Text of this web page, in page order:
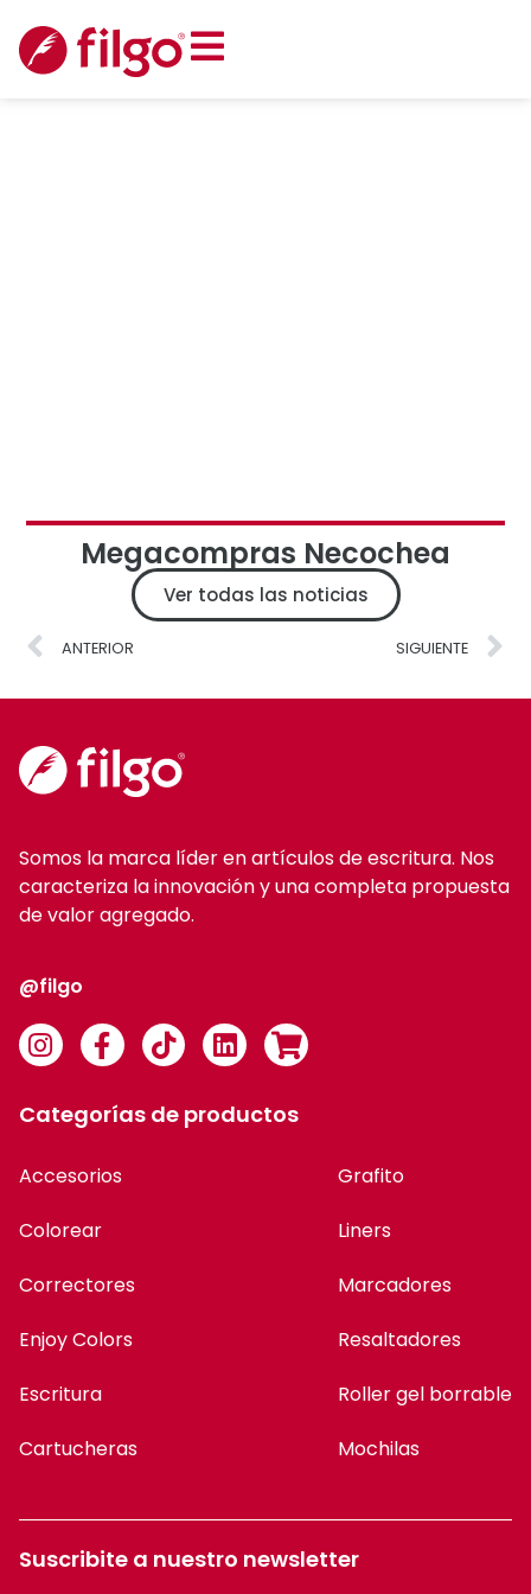
Megacompras Necochea
Ver todas las noticias
ANTERIOR SIGUIENTE
Somos la marca líder en artículos de escritura. Nos
caracteriza la innovación y una completa propuesta
de valor agregado.
@filgo
Categorías de productos
Accesorios
Colorear
Correctores
Enjoy Colors
Escritura
Cartucheras
Grafito
Liners
Marcadores
Resaltadores
Roller gel borrable
Mochilas
Suscribite a nuestro newsletter